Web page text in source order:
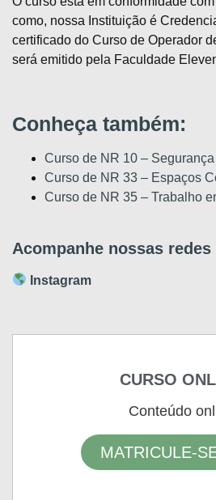
como, nossa Instituição é
certificado do Curso de Operador
será emitido pela Faculdade
Conheça também:
Curso de NR 10 –
Curso de NR 33 – Espaços
Curso de NR 35 – Trabalho
Acompanhe nossas
Instagram
CURSO
Conteúdo
MATRICULE-